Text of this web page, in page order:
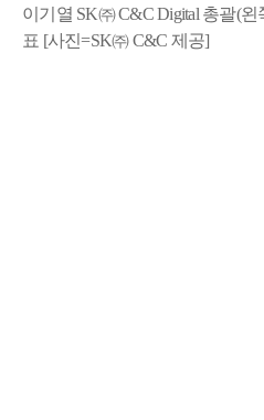
이기열 SK㈜ C&C Digital 총괄(
표 [사진=SK㈜ C&C 제공]